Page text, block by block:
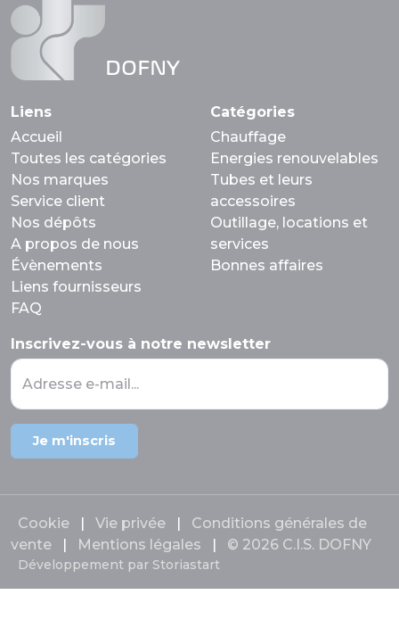
DOFNY
Liens
Accueil
Toutes les catégories
Nos marques
Service client
Nos dépôts
A propos de nous
Évènements
Liens fournisseurs
FAQ
Catégories
Chauffage
Energies renouvelables
Tubes et leurs
accessoires
Outillage, locations et
services
Bonnes affaires
Inscrivez-vous à notre newsletter
Adresse e-mail...
Je m'inscris
Cookie | Vie privée |
Conditions générales de
vente
| Mentions légales | © 2026 C.I.S. DOFNY
Développement par Storiastart